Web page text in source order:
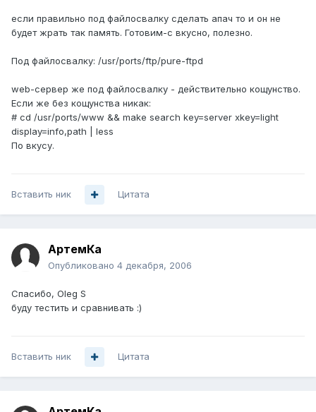
если правильно под файлосвалку сделать апач то и он не
будет жрать так память. Готовим-с вкусно, полезно.
Под файлосвалку: /usr/ports/ftp/pure-ftpd
web-сервер же под файлосвалку - действительно кощунство.
Если же без кощунства никак:
# cd /usr/ports/www && make search key=server xkey=light
display=info,path | less
По вкусу.
Вставить ник Цитата
АртемКа
Опубликовано 4 декабря, 2006
Спасибо, Oleg S
буду тестить и сравнивать :)
Вставить ник Цитата